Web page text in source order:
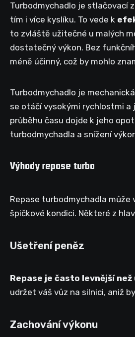
Turbodmychadlo je stlačovací
tím i více kyslíku. To vede k
to zvláště užitečné u malých
dostatečný výkon. Bez
méně účinný, což by mohlo
Turbodmychadlo je
se otáčí vysokými rychlostmi
průběhu času dojde k jeho
turbodmychadla a snížení
Výhody repase turba
Repase turbodmychadla
špičkové kondici. Některé z
Ušetření peněz
Repase je často levnější
udržet váš vůz na silnici, aniž
Zachování výkonu